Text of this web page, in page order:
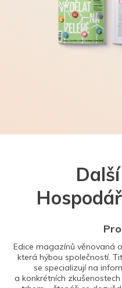
Edice magazínů věnovaná
která hýbou společností.
se specializují na
a konkrétních